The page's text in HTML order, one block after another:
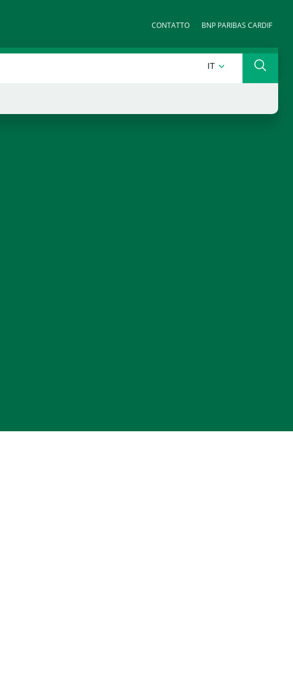
CONTATTO BNP PARIBAS CARDIF
ITITALIANO Ricerca